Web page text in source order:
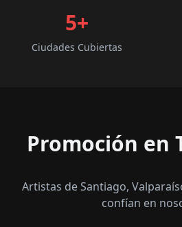
5+
Ciudades Cubiertas
Promoción en
Artistas de Santiago,
confían en